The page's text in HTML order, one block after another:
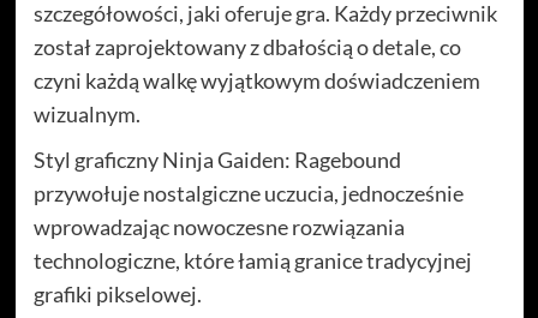
szczegółowości, jaki oferuje gra. Każdy przeciwnik
został zaprojektowany z dbałością o detale, co
czyni każdą walkę wyjątkowym doświadczeniem
wizualnym.
Styl graficzny Ninja Gaiden: Ragebound
przywołuje nostalgiczne uczucia, jednocześnie
wprowadzając nowoczesne rozwiązania
technologiczne, które łamią granice tradycyjnej
grafiki pikselowej.